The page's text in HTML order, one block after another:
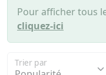
Pour afficher tous
cliquez-ici
Trier par